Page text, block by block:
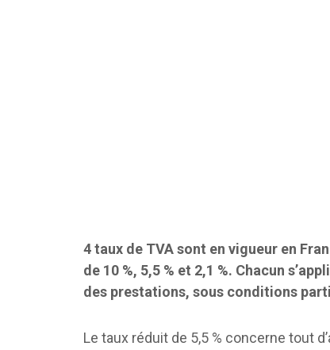
4 taux de TVA sont en vigueur en
de 10 %, 5,5 % et 2,1 %. Chacun
des prestations, sous conditions
Le taux réduit de 5,5 % concerne tout